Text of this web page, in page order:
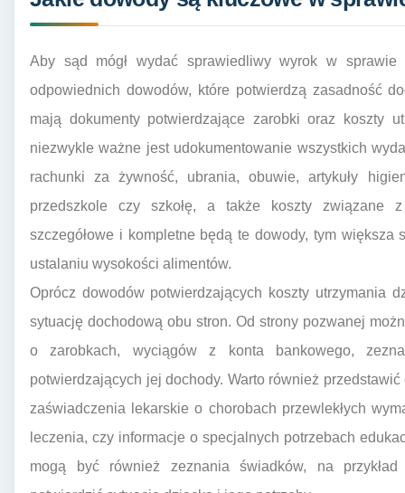
Aby sąd mógł wydać sprawiedliwy wyrok w
odpowiednich dowodów, które potwierdzą zasadność
mają dokumenty potwierdzające zarobki oraz koszty
niezwykle ważne jest udokumentowanie wszystkich
rachunki za żywność, ubrania, obuwie, artykuły
przedszkole czy szkołę, a także koszty związane
szczegółowe i kompletne będą te dowody, tym
ustalaniu wysokości alimentów.
Oprócz dowodów potwierdzających koszty utrzymania
sytuację dochodową obu stron. Od strony pozwanej
o zarobkach, wyciągów z konta bankowego,
potwierdzających jej dochody. Warto również
zaświadczenia lekarskie o chorobach przewlekłych
leczenia, czy informacje o specjalnych potrzebach
mogą być również zeznania świadków, na